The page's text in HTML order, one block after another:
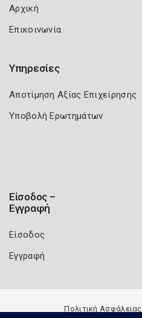
Αρχική
Επικοινωνία
Υπηρεσίες
Αποτίμηση Αξίας Επιχείρησης
Υποβολή Ερωτημάτων
Είσοδος –
Εγγραφή
Είσοδος
Εγγραφή
Πολιτική Ασφάλειας